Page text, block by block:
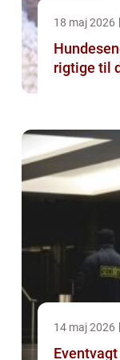
18 maj 2026
rigtige til
14 maj 2026